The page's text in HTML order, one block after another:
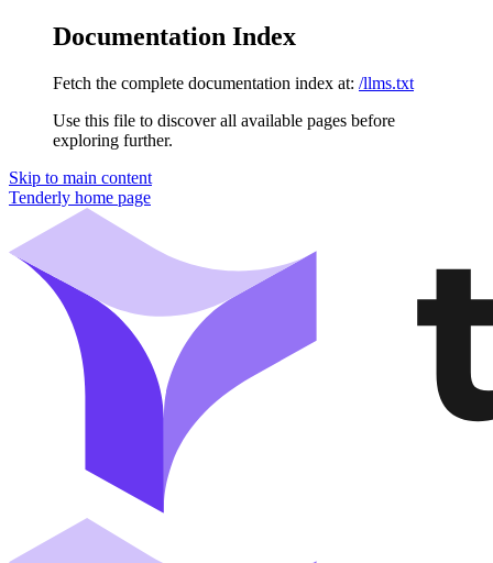
Documentation Index
Fetch the complete documentation index at: /llms.txt
Use this file to discover all available pages before
exploring further.
Skip to main content
Tenderly home page